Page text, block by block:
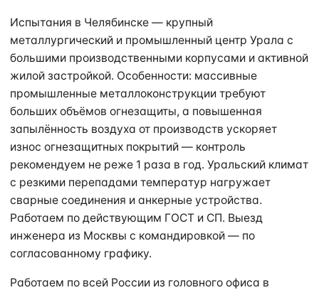
Испытания в Челябинске — крупный
металлургический и промышленный центр Урала с
большими производственными корпусами и активной
жилой застройкой. Особенности: массивные
промышленные металлоконструкции требуют
больших объёмов огнезащиты, а повышенная
запылённость воздуха от производств ускоряет
износ огнезащитных покрытий — контроль
рекомендуем не реже 1 раза в год. Уральский климат
с резкими перепадами температур нагружает
сварные соединения и анкерные устройства.
Работаем по действующим ГОСТ и СП. Выезд
инженера из Москвы с командировкой — по
согласованному графику.
Работаем по всей России из головного офиса в